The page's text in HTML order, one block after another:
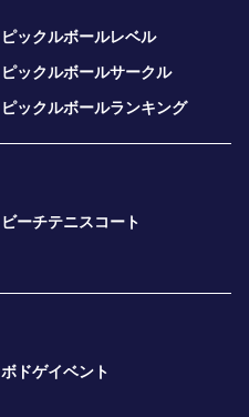
ピックルボールレベル
ピックルボールサークル
ピックルボールランキング
ビーチテニスコート
ボドゲイベント